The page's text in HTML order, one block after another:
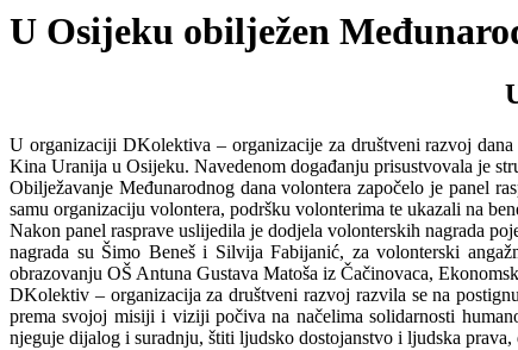
U Osijeku obilježen
U organizaciji DKolektiva – organizacije za društveni razvoj
Kina Uranija u Osijeku. Navedenom događanju prisustvovala je
Obilježavanje Međunarodnog dana volontera započelo je panel
samu organizaciju volontera, podršku volonterima te ukazali na
Nakon panel rasprave uslijedila je dodjela volonterskih nagrada
nagrada su Šimo Beneš i Silvija Fabijanić, za volonterski
obrazovanju OŠ Antuna Gustava Matoša iz Čačinovaca,
DKolektiv – organizacija za društveni razvoj razvila se na
prema svojoj misiji i viziji počiva na načelima solidarnosti
njeguje dijalog i suradnju, štiti ljudsko dostojanstvo i ljudska